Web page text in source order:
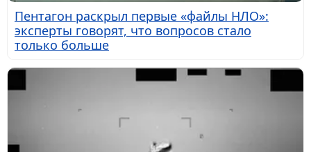
Пентагон раскрыл первые «файлы НЛО»:
эксперты говорят, что вопросов стало
только больше